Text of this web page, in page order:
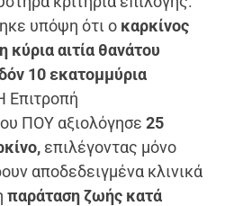
υπόψη ότι ο καρκίνος
κύρια αιτία θανάτου
10 εκατομμύρια
Επιτροπή
ΠΟΥ αξιολόγησε25
επιλέγοντας μόνο
αποδεδειγμένα κλινικά
παράταση ζωής κατά